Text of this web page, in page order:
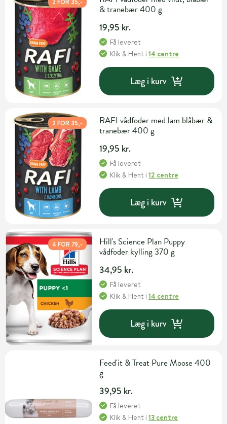
2 FOR 35,-
& tranebær 400 g
19,95 kr.
Få leveret
Klik & Hent i14 centre
Læg i kurv
2 FOR 35,-
RAFI vådfoder med lam blåbær &
tranebær 400 g
19,95 kr.
Få leveret
Klik & Hent i12 centre
Læg i kurv
4 FOR 79,-
Hill's Science Plan Puppy
vådfoder kylling 370 g
34,95 kr.
Få leveret
Klik & Hent i14 centre
Læg i kurv
Feed'it & Treat Pure Moose 400
g
39,95 kr.
Få leveret
Klik & Hent i13 centre